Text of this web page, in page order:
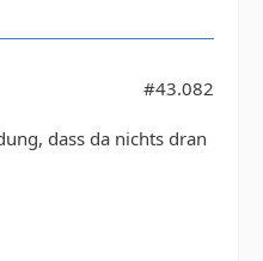
#43.082
dass da nichts dran